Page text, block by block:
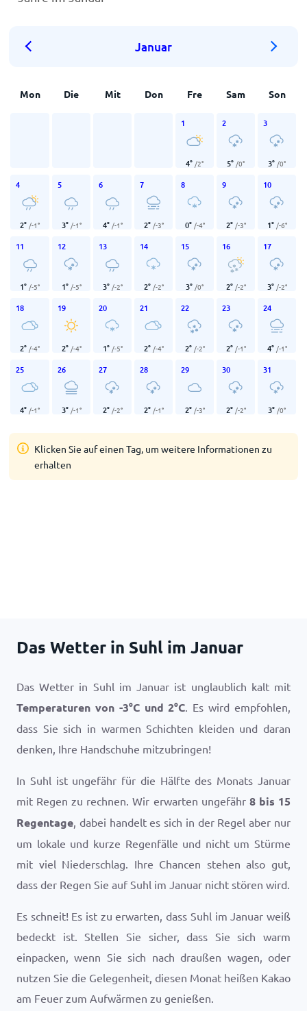
Januar
Mon Die Mit Don Fre Sam Son
1
4° /2°
2
5° /0°
3
3° /0°
4
2° /-1°
5
3° /-1°
6
4° /-1°
7
2° /-3°
8
0° /-4°
9
2° /-3°
10
1° /-6°
11
1° /-5°
12
1° /-5°
13
3° /-2°
14
2° /-2°
15
3° /0°
16
2° /-2°
17
3° /-2°
18
2° /-4°
19
2° /-4°
20
1° /-5°
21
2° /-4°
22
2° /-2°
23
2° /-1°
24
4° /-1°
25
4° /-1°
26
3° /-1°
27
2° /-2°
28
2° /-1°
29
2° /-3°
30
2° /-2°
31
3° /0°
Klicken Sie auf einen Tag, um weitere Informationen zu
erhalten
Das Wetter in Suhl im Januar
Das Wetter in Suhl im Januar ist unglaublich kalt mit
Temperaturen von -3°Cund2°C. Es wird empfohlen,
dass Sie sich in warmen Schichten kleiden und daran
denken, Ihre Handschuhe mitzubringen!
In Suhl ist ungefähr für die Hälfte des Monats Januar
mit Regen zu rechnen. Wir erwarten ungefähr 8 bis 15
Regentage, dabei handelt es sich in der Regel aber nur
um lokale und kurze Regenfälle und nicht um Stürme
mit viel Niederschlag. Ihre Chancen stehen also gut,
dass der Regen Sie auf Suhl im Januar nicht stören wird.
Es schneit! Es ist zu erwarten, dass Suhl im Januar weiß
bedeckt ist. Stellen Sie sicher, dass Sie sich warm
einpacken, wenn Sie sich nach draußen wagen, oder
nutzen Sie die Gelegenheit, diesen Monat heißen Kakao
am Feuer zum Aufwärmen zu genießen.